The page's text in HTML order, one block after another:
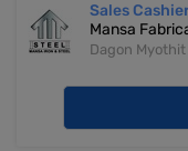
Sales
Mansa
Dagon